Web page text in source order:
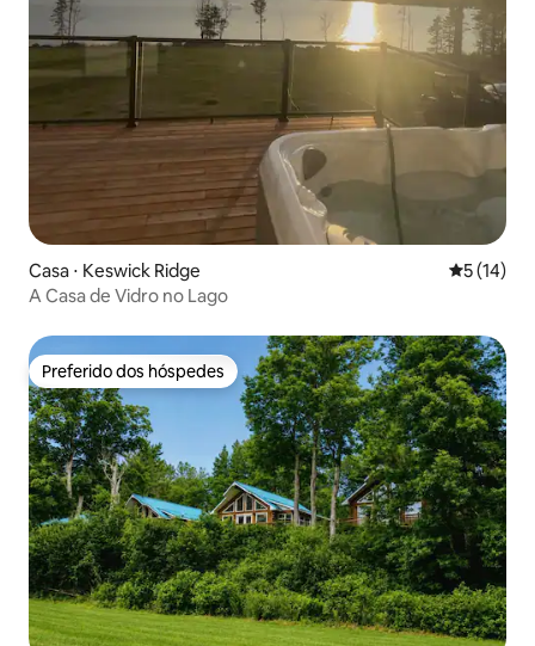
Casa ⋅ Keswick Ridge 5 de uma
5 (14)
A Casa de Vidro no Lago
Preferido dos hóspedes
Preferido dos hóspedes